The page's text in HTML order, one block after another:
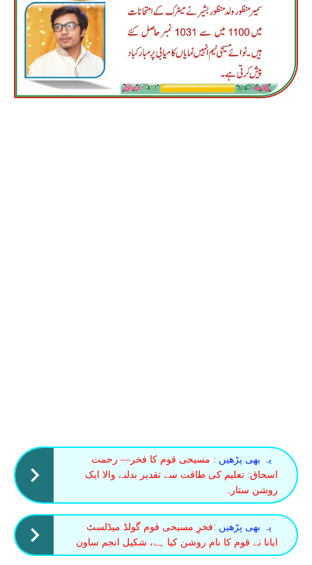
یہ بھی پڑھیں : مسیحی قوم کا فخر— رحمت
اسحاق: تعلیم کی طاقت سے تقدیر بدلنے والا ایک
روشن ستارہ
یہ بھی پڑھیں :فخرِ مسیحی قوم گولڈ میڈلسٹ
ایانا نے قوم کا نام روشن کیا ہے، شکیل انجم ساون